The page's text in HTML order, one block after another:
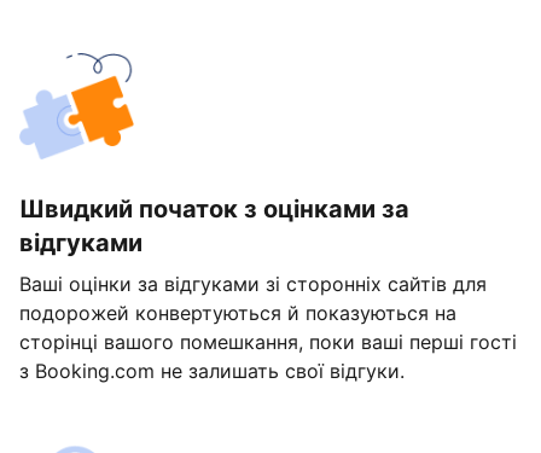
Швидкий початок з оцінками за
відгуками
Ваші оцінки за відгуками зі сторонніх сайтів для
подорожей конвертуються й показуються на
сторінці вашого помешкання, поки ваші перші гості
з Booking.com не залишать свої відгуки.